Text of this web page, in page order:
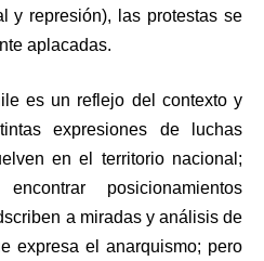
y represión), las protestas se
aplacadas.
es un reflejo del contexto y
expresiones de luchas
en el territorio nacional;
posicionamientos
a miradas y análisis de
expresa el anarquismo; pero